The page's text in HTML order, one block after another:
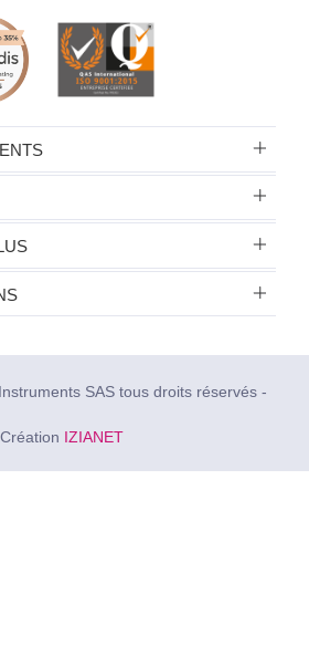
SAS tous droits réservés -
Création IZIANET